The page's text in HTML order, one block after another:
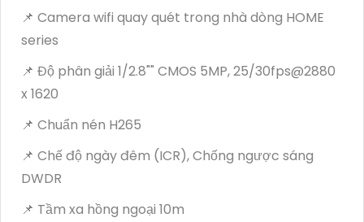
📌 Camera wifi quay quét trong nhà dòng HOME
series
📌 Độ phân giải 1/2.8"" CMOS 5MP, 25/30fps@2880
x 1620
📌 Chuẩn nén H265
📌 Chế độ ngày đêm (ICR), Chống ngược sáng
DWDR
📌 Tầm xa hồng ngoại 10m